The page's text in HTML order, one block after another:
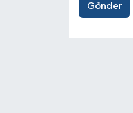
Gönder